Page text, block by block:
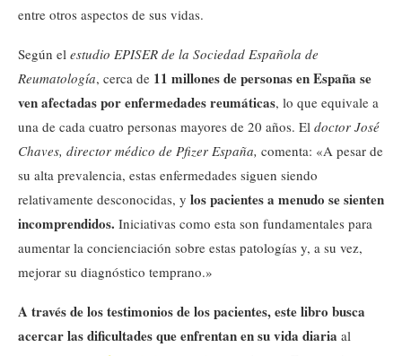
entre otros aspectos de sus vidas.
Según el estudio EPISER de la Sociedad Española de
Reumatología, cerca de 11 millones de personas en España se
ven afectadas por enfermedades reumáticas, lo que equivale a
una de cada cuatro personas mayores de 20 años. El doctor José
Chaves, director médico de Pfizer España, comenta: «A pesar de
su alta prevalencia, estas enfermedades siguen siendo
relativamente desconocidas, y los pacientes a menudo se sienten
incomprendidos. Iniciativas como esta son fundamentales para
aumentar la concienciación sobre estas patologías y, a su vez,
mejorar su diagnóstico temprano.»
A través de los testimonios de los pacientes, este libro busca
acercar las dificultades que enfrentan en su vida diaria al